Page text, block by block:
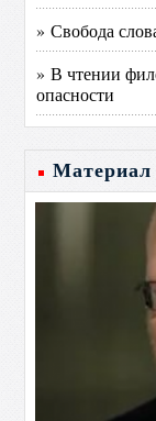
» Свобода
» В чтении
опасности
Материал